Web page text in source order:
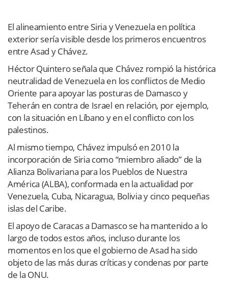
El alineamiento entre Siria y Venezuela en política
exterior sería visible desde los primeros encuentros
entre Asad y Chávez.
Héctor Quintero señala que Chávez rompió la histórica
neutralidad de Venezuela en los conflictos de Medio
Oriente para apoyar las posturas de Damasco y
Teherán en contra de Israel en relación, por ejemplo,
con la situación en Líbano y en el conflicto con los
palestinos.
Al mismo tiempo, Chávez impulsó en 2010 la
incorporación de Siria como “miembro aliado” de la
Alianza Bolivariana para los Pueblos de Nuestra
América (ALBA), conformada en la actualidad por
Venezuela, Cuba, Nicaragua, Bolivia y cinco pequeñas
islas del Caribe.
El apoyo de Caracas a Damasco se ha mantenido a lo
largo de todos estos años, incluso durante los
momentos en los que el gobierno de Asad ha sido
objeto de las más duras críticas y condenas por parte
de la ONU.